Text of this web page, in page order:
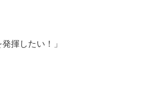
揮したい！」